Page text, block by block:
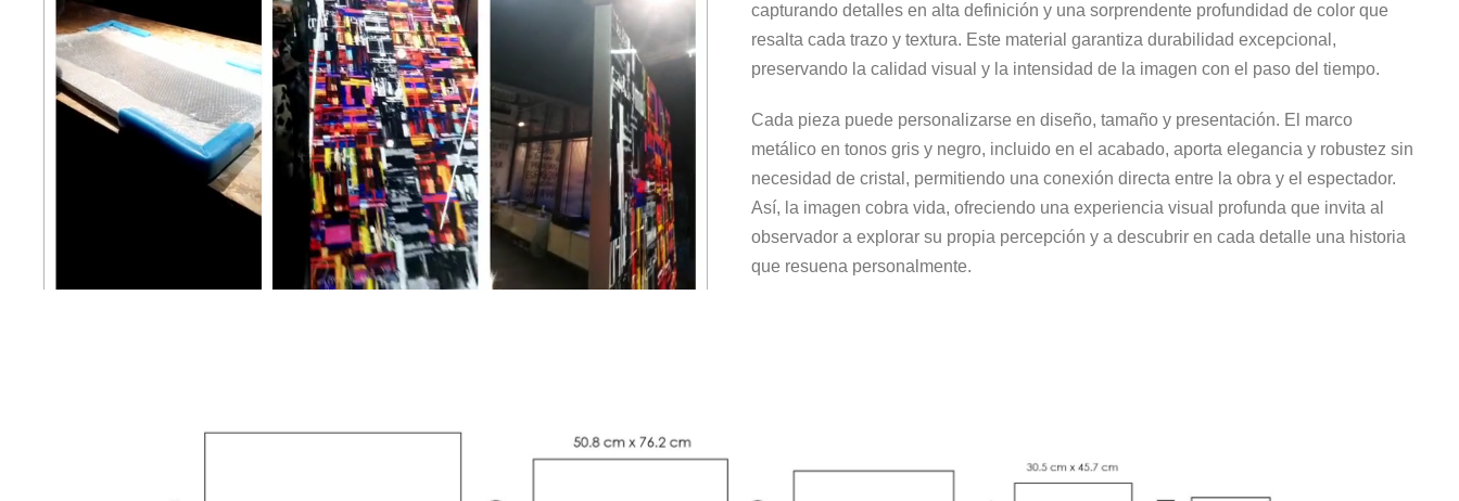
capturando detalles en alta definición y una sorprendente profundidad de color que
resalta cada trazo y textura. Este material garantiza durabilidad excepcional,
preservando la calidad visual y la intensidad de la imagen con el paso del tiempo.
Cada pieza puede personalizarse en diseño, tamaño y presentación. El marco
metálico en tonos gris y negro, incluido en el acabado, aporta elegancia y robustez sin
necesidad de cristal, permitiendo una conexión directa entre la obra y el espectador.
Así, la imagen cobra vida, ofreciendo una experiencia visual profunda que invita al
observador a explorar su propia percepción y a descubrir en cada detalle una historia
que resuena personalmente.